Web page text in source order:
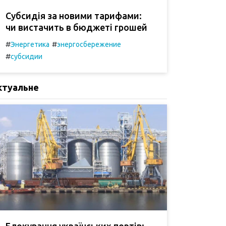
Субсидія за новими тарифами:
чи вистачить в бюджеті грошей
#Энергетика #энергосбережение
#субсидии